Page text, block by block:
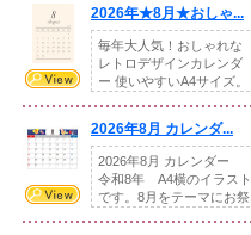
2026年★8月★おしゃ...
毎年大人気！おしゃれな
レトロデザインカレンダ
ー 使いやすいA4サイズ。
2026年8月 カレンダ...
2026年8月 カレンダー
令和8年 A4横のイラスト
です。8月をテーマにお祭